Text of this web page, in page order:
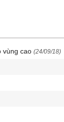
vùng cao (24/09/18)